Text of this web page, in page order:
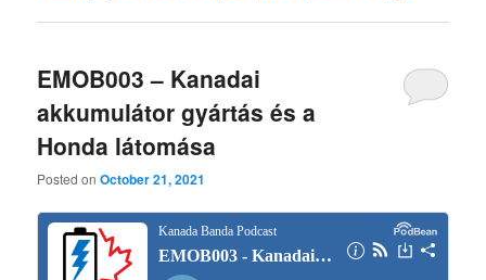
EMOB003 – Kanadai
akkumulátor gyártás és a
Honda látomása
Posted onOctober 21, 2021